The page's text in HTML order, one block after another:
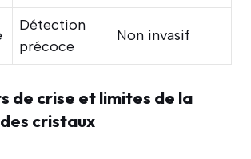
Détection
précoce
Non invasif
de crise et limites de la
cristaux